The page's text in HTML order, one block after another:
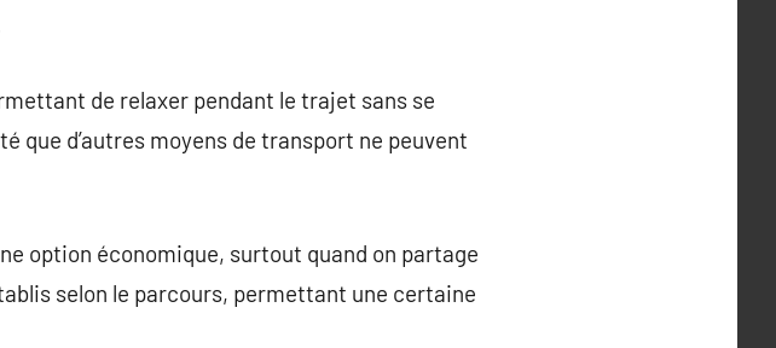
de relaxer pendant le trajet sans se
d’autres moyens de transport ne peuvent
option économique, surtout quand on partage
selon le parcours, permettant une certaine